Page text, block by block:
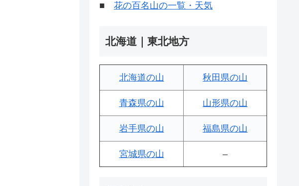
■ 花の百名山の一覧・天気
北海道｜東北地方
北海道の山 秋田県の山
青森県の山 山形県の山
岩手県の山 福島県の山
宮城県の山 –